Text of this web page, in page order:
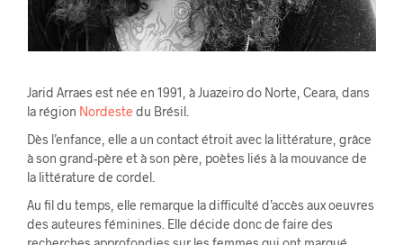
Jarid Arraes est née en 1991, à Juazeiro do Norte, Ceara, dans
la région Nordeste du Brésil.
Dès l’enfance, elle a un contact étroit avec la littérature, grâce
à son grand-père et à son père, poètes liés à la mouvance de
la littérature de cordel.
Au fil du temps, elle remarque la difficulté d’accès aux oeuvres
des auteures féminines. Elle décide donc de faire des